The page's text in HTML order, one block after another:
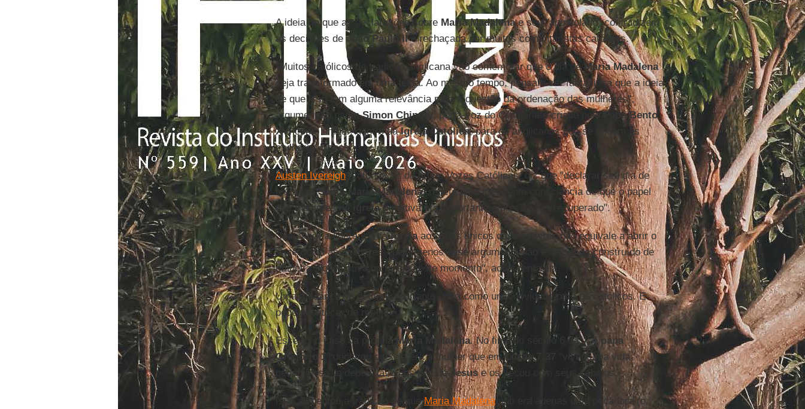
A ideia de que as declarações sobre Maria Madalenae seu "apostolado" contradizem
as decisões deJoão Paulo IIé rechaçada por muitos comentaristas católicos.
"Muitos católicos de tradição anglicana vão comemorar que o dia deMaria Madalena
seja transformado em uma festa. Ao mesmo tempo, pensam ser fantasiosa que a ideia
de que isso tem alguma relevância para a questão da ordenação das mulheres",
argumenta o padreSimon Chinery, porta-voz do Ordinariato criado peloPapa Bento
XVIcomo um lar, dentro daIgreja Católica, para os anglicanos que se opõem às
mulheres bispos.
Austen Ivereigh, cofundador do grupo Vozes Católicas, diz que "declarar seu dia de
festa (deSanta Maria Madalena) reflete uma crescente consciência de que o papel
das mulheres na
Igrejaprimitiva era importante e precisa ser recuperado".
"Mas abrir a liderança daIgrejaaos dons únicos das mulheres não equivale a abrir o
sacerdócio às mulheres - pelo menos esse argumento não está sendo construído de
maneira significativa na Igreja neste momento", acrescenta ela.
Uma mudança na doutrina, portanto, viria como uma novidade para os católicos. E
pode acontecer de repente.
Esse foi o caso da própria Maria Madalena. No final do século 6 d.C., o papa
Gregório 1º
declarou que ela era a mulher que emLucas 7:37
"viveu uma vida
pecaminosa" e depois lavou os pés de Jesuse os secou com seus cabelos.
Isso alimentou a tradição de queMaria Madalenanão era apenas uma pecadora (o